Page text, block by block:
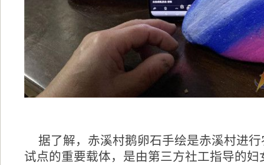
据了解，赤溪村鹅卵石手绘是赤溪村进
试点的重要载体，是由第三方社工指导的妇